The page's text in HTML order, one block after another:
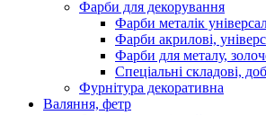
Фарби для декорування
Фарби металік
Фарби акрилові,
Фарби для металу,
Спеціальні складові,
Фурнітура декоративна
Валяння, фетр